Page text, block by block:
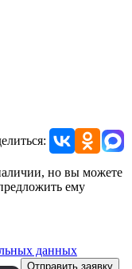
но вы можете
ему
данных
Отправить заявку